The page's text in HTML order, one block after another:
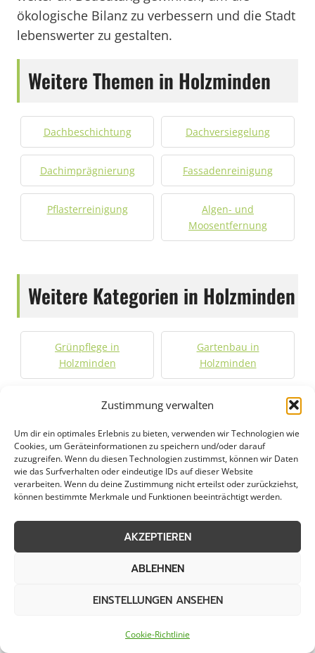
Zustimmung verwalten
Um dir ein optimales Erlebnis zu bieten, verwenden wir Technologien wie
Cookies, um Geräteinformationen zu speichern und/oder darauf
zuzugreifen. Wenn du diesen Technologien zustimmst, können wir Daten
wie das Surfverhalten oder eindeutige IDs auf dieser Website
verarbeiten. Wenn du deine Zustimmung nicht erteilst oder zurückziehst,
können bestimmte Merkmale und Funktionen beeinträchtigt werden.
AKZEPTIEREN
ABLEHNEN
EINSTELLUNGEN ANSEHEN
Cookie-Richtlinie
ökologische Bilanz zu verbessern und die Stadt
lebenswerter zu gestalten.
Weitere Themen in Holzminden
Dachbeschichtung Dachversiegelung
Dachimprägnierung Fassadenreinigung
Pflasterreinigung
Algen- und
Moosentfernung
Weitere Kategorien in Holzminden
Grünpflege in
Holzminden
Gartenbau in
Holzminden
Objektpflege in
Graupflege in
Winterdienst in
Holzminden
Städte im Umkreis von 50 km
Aerzen
Alfeld
Dachrinnenreinigung in
Dachrinnenreinigung in